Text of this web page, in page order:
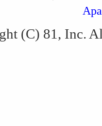
(C) 81, Inc.